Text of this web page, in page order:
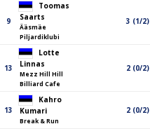
9
Toomas
Saarts
Ääsmäe
Piljardiklubi
3 (1/2)
13
Lotte
Linnas
Mezz Hill Hill
Billiard Cafe
2 (0/2)
13
Kahro
Kumari
Break & Run
2 (0/2)